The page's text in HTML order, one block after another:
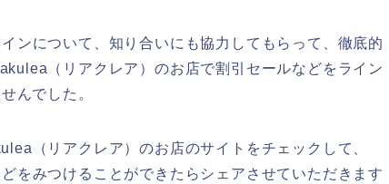
ンについて、知り合いにも協力してもらって、徹底的
（リアクレア）のお店で割引セールなどをライン
んでした。
（リアクレア）のお店のサイトをチェックして、
をみつけることができたらシェアさせていただきます